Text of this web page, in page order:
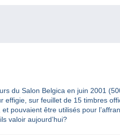
du Salon Belgica en juin 2001
sur feuillet de 15 timbres
pouvaient être utilisés pour
valoir aujourd’hui?